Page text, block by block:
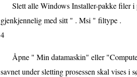
Slett alle Windows Installer-pakke filer
gjenkjennelig med sitt " . Msi " filtype .
4
Åpne " Min datamaskin" eller
savnet under sletting prosessen skal vises i